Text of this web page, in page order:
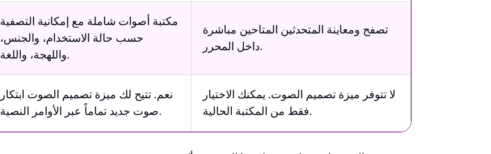
مكتبة أصوات شاملة مع إمكانية التصفية
حسب حالة الاستخدام، والجنس،
واللهجة، واللغة.
تصفح ومعاينة المتحدثين المتاحين مباشرة
داخل المحرر.
نعم. تتيح لك ميزة تصميم الصوت ابتكار
صوت جديد تماماً عبر الأوامر النصية.
لا تتوفر ميزة تصميم الصوت. يمكنك الاختيار
فقط من المكتبة الحالية.